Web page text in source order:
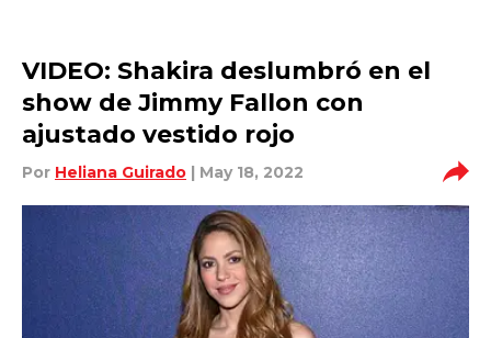
VIDEO: Shakira deslumbró en el
show de Jimmy Fallon con
ajustado vestido rojo
Por Heliana Guirado | May 18, 2022